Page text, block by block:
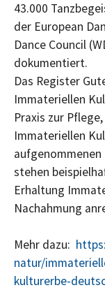
43.000
der European
Dance Council
dokumentiert.
Das Register
Immateriellen
Praxis zur
Immateriellen
stehen
Erhaltung
Nachahmung
Mehr dazu:
natur/
kulturerbe-